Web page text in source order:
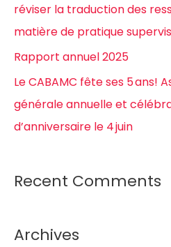
réviser la traduction des
matière de pratique
Rapport annuel 2025
Le CABAMC fête ses 5 ans!
générale annuelle et
d’anniversaire le 4 juin
Recent Comments
Archives